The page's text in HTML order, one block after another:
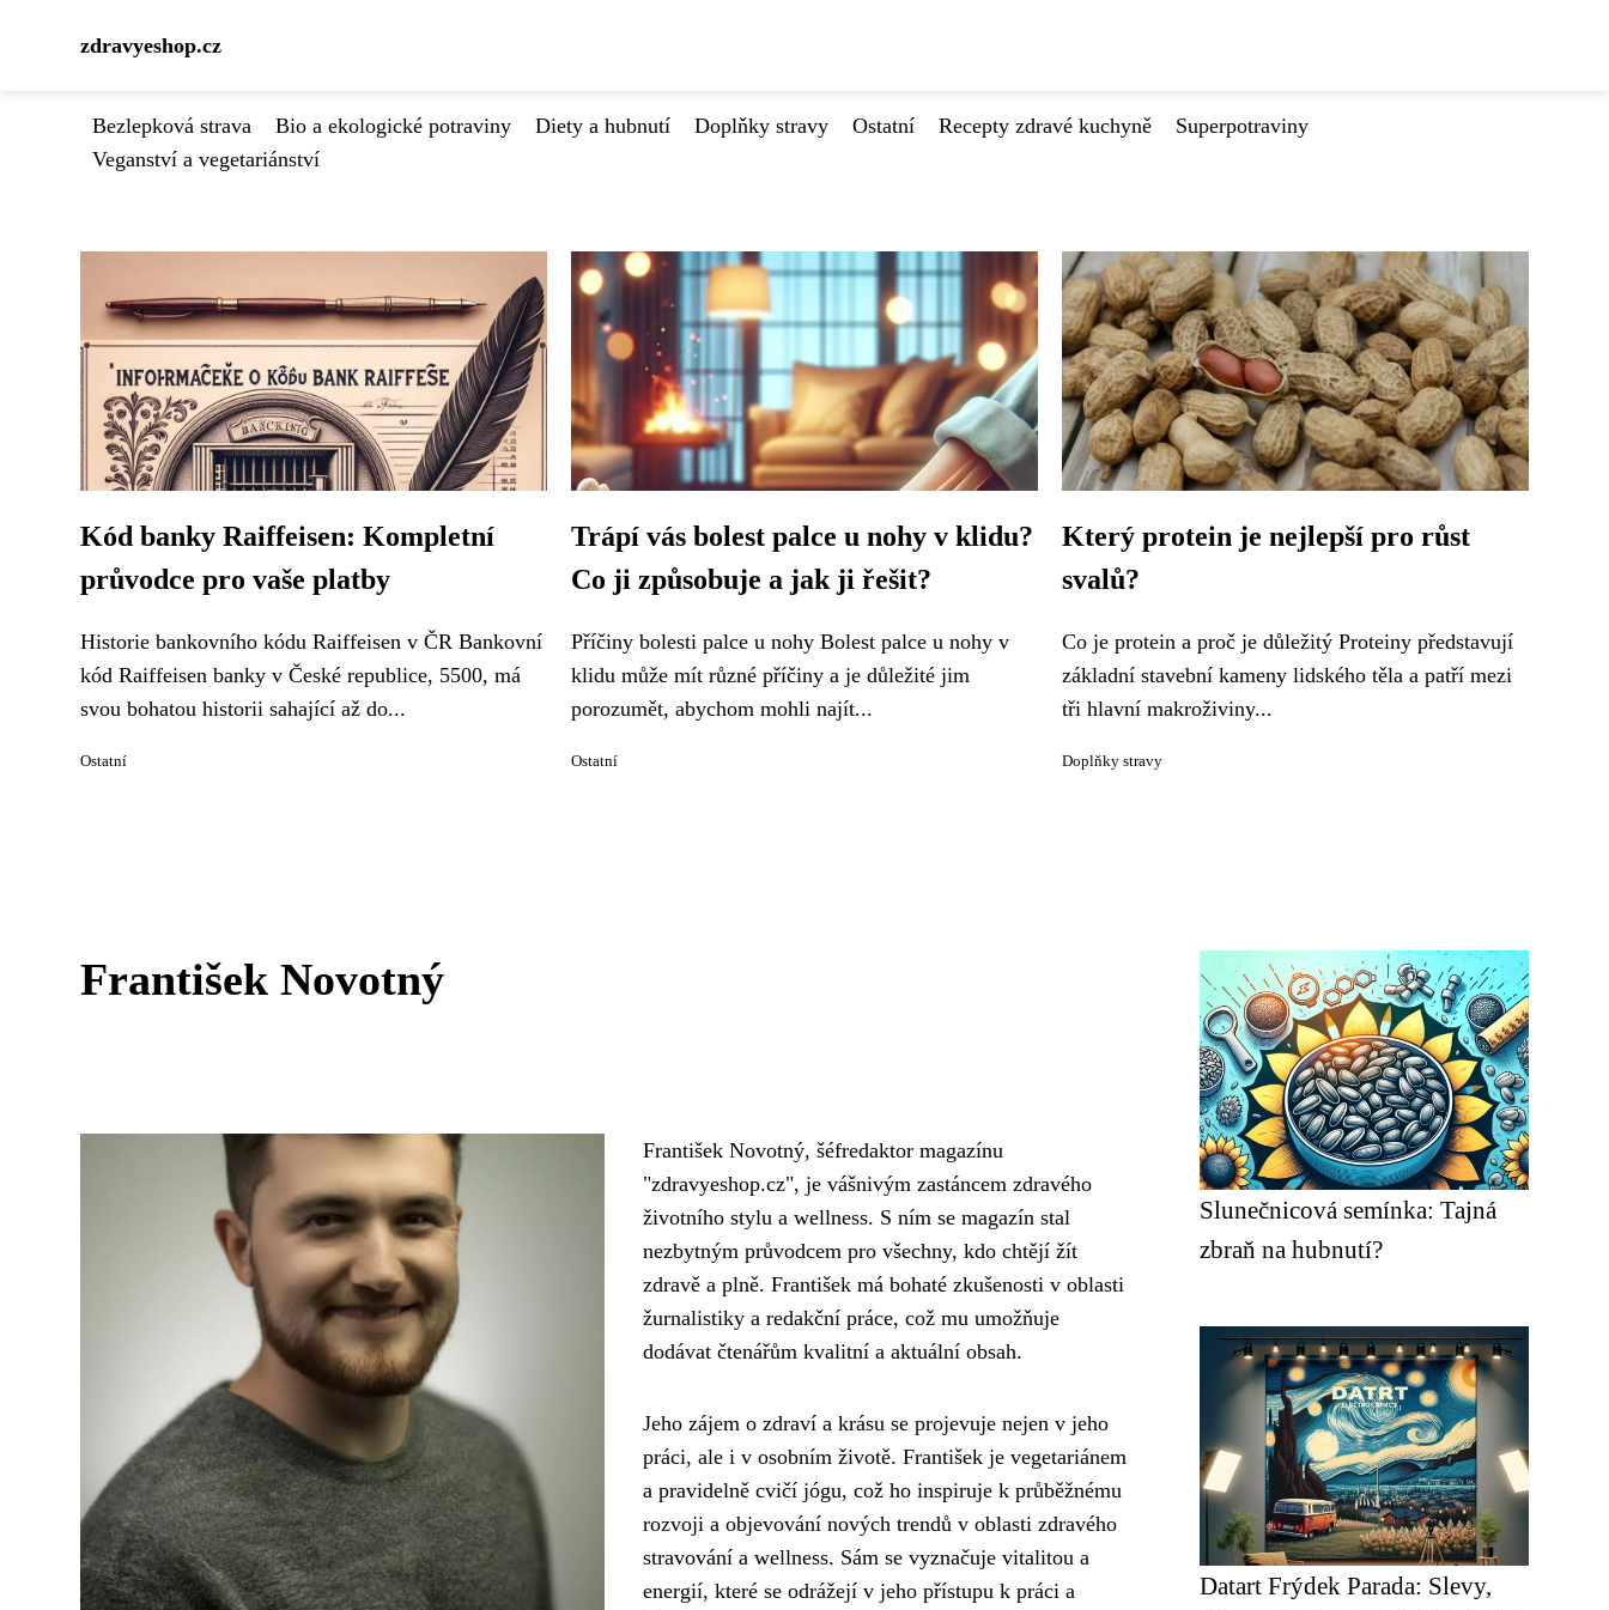
zdravyeshop.cz
Bezlepková strava Bio a ekologické potraviny Diety a hubnutí Doplňky stravy Ostatní Recepty zdravé kuchyně
Superpotraviny
Veganství a vegetariánství
Kód banky Raiffeisen: Kompletní
průvodce pro vaše platby
Historie bankovního kódu Raiffeisen v ČR Bankovní
kód Raiffeisen banky v České republice, 5500, má
svou bohatou historii sahající až do...
Ostatní
Trápí vás bolest palce u nohy v klidu?
Co ji způsobuje a jak ji řešit?
Příčiny bolesti palce u nohy Bolest palce u nohy v
klidu může mít různé příčiny a je důležité jim
porozumět, abychom mohli najít...
Ostatní
Který protein je nejlepší pro růst
svalů?
Co je protein a proč je důležitý Proteiny představují
základní stavební kameny lidského těla a patří mezi
tři hlavní makroživiny...
Doplňky stravy
František Novotný
František Novotný, šéfredaktor magazínu
"zdravyeshop.cz", je vášnivým zastáncem zdravého
životního stylu a wellness. S ním se magazín stal
nezbytným průvodcem pro všechny, kdo chtějí žít
zdravě a plně. František má bohaté zkušenosti v oblasti
žurnalistiky a redakční práce, což mu umožňuje
dodávat čtenářům kvalitní a aktuální obsah.
Jeho zájem o zdraví a krásu se projevuje nejen v jeho
práci, ale i v osobním životě. František je vegetariánem
a pravidelně cvičí jógu, což ho inspiruje k průběžnému
rozvoji a objevování nových trendů v oblasti zdravého
stravování a wellness. Sám se vyznačuje vitalitou a
energií, které se odrážejí v jeho přístupu k práci a
Slunečnicová semínka: Tajná
zbraň na hubnutí?
Datart Frýdek Parada: Slevy,